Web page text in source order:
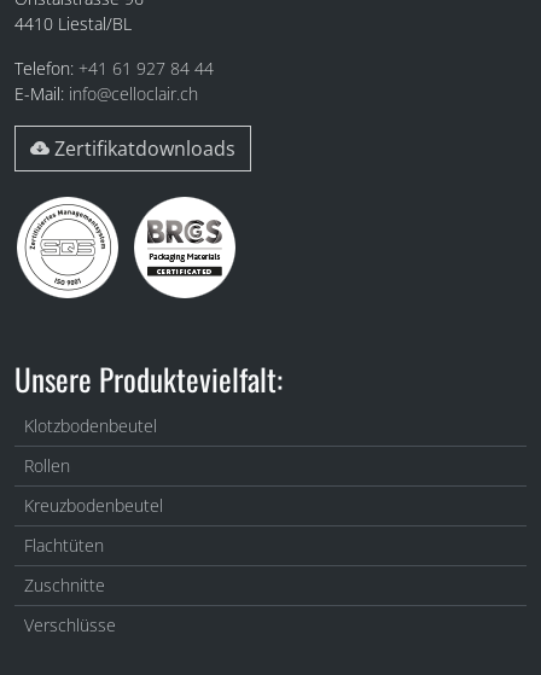
4410 Liestal/BL
Telefon: +41 61 927 84 44
E-Mail: info@celloclair.ch
Zertifikatdownloads
Unsere Produktevielfalt:
Klotzbodenbeutel
Rollen
Kreuzbodenbeutel
Flachtüten
Zuschnitte
Verschlüsse